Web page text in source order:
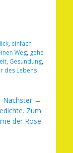
, einfach
Weg, gehe
, Gesundung,
des Lebens
Nächster →
Zum
der Rose